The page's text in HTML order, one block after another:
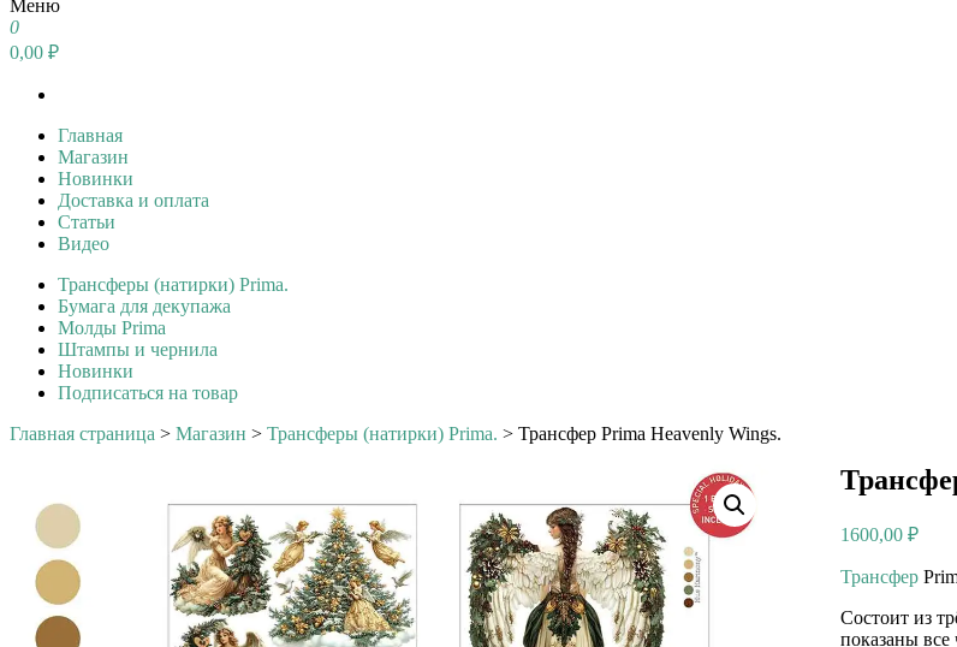
Меню
0
0,00 ₽
Главная
Магазин
Новинки
Доставка и оплата
Статьи
Видео
Трансферы (натирки) Prima.
Бумага для декупажа
Молды Prima
Штампы и чернила
Новинки
Подписаться на товар
Главная страница > Магазин > Трансферы (натирки) Prima. > Трансфер Prima Heavenly Wings.
1600,00 ₽
Трансфер
Состоит из
показаны все